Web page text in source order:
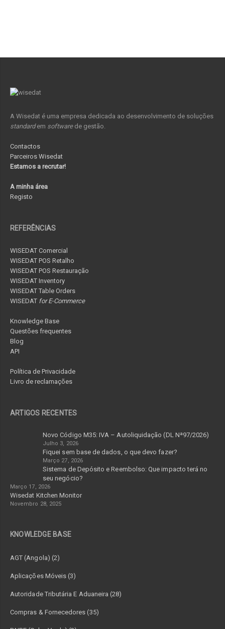
A Wisedat é uma empresa dedicada ao desenvolvimento de soluções
standardem softwarede gestão.
Contactos
Parceiros Wisedat
Estamos a recrutar!
A minha área
Registo
REFERÊNCIAS
WISEDAT Comercial
WISEDAT POS Retalho
WISEDAT POS Restauração
WISEDAT Inventory
WISEDAT Table Orders
WISEDAT for E-Commerce
Knowledge Base
Questões frequentes
Blog
API
Política de Privacidade
Livro de reclamações
ARTIGOS RECENTES
Novo Código M35: IVA – Autoliquidação (DL Nª97/2026)
Julho 3, 2026
Fiquei sem base de dados, o que devo fazer?
Março 27, 2026
Sistema de Depósito e Reembolso: Que impacto terá no
seu negócio?
Março 17, 2026
Wisedat Kitchen Monitor
Novembro 28, 2025
KNOWLEDGE BASE
AGT (Angola) (2)
Aplicações Móveis (3)
Autoridade Tributária E Aduaneira (28)
Compras & Fornecedores (35)